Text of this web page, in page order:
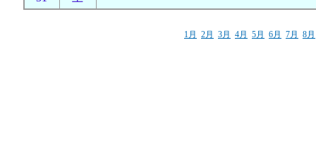
1月 2月 3月 4月 5月 6月 7月 8月